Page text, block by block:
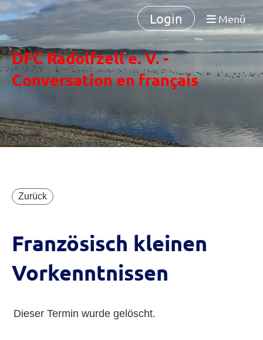
Login Menü
DFC Radolfzell e. V. -
Conversation en français
Zurück
Französisch kleinen
Vorkenntnissen
Dieser Termin wurde gelöscht.